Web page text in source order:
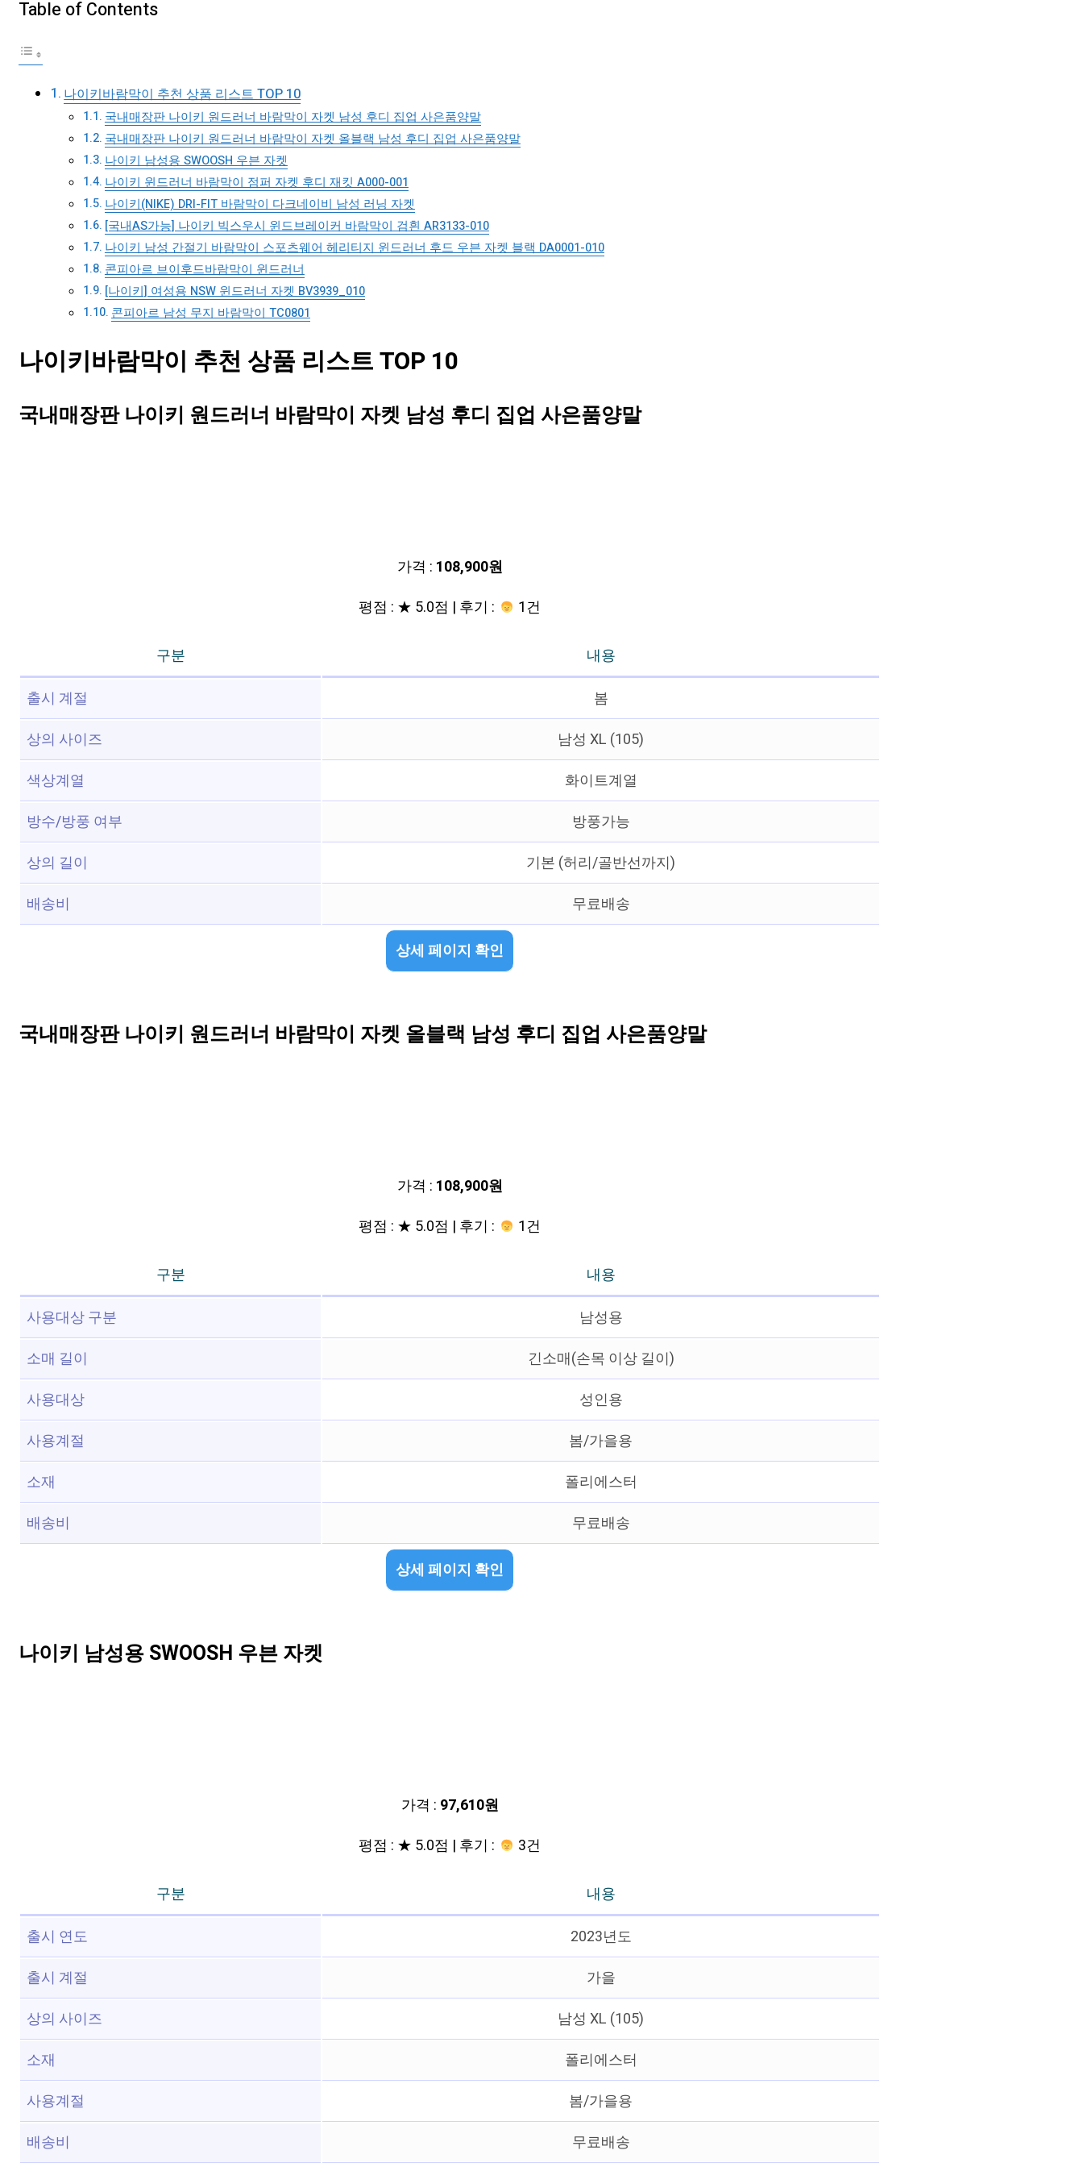
Table of Contents
나이키바람막이 추천 상품 리스트 TOP 10
국내매장판 나이키 원드러너 바람막이 자켓 남성 후디 집업 사은품양말
국내매장판 나이키 원드러너 바람막이 자켓 올블랙 남성 후디 집업 사은품양말
나이키 남성용 SWOOSH 우븐 자켓
나이키 윈드러너 바람막이 점퍼 자켓 후디 재킷 A000-001
나이키(NIKE) DRI-FIT 바람막이 다크네이비 남성 러닝 자켓
[국내AS가능] 나이키 빅스우시 윈드브레이커 바람막이 검흰 AR3133-010
나이키 남성 간절기 바람막이 스포츠웨어 헤리티지 윈드러너 후드 우븐 자켓 블랙 DA0001-010
콘피아르 브이후드바람막이 윈드러너
[나이키] 여성용 NSW 윈드러너 자켓 BV3939_010
콘피아르 남성 무지 바람막이 TC0801
나이키바람막이 추천 상품 리스트 TOP 10
국내매장판 나이키 원드러너 바람막이 자켓 남성 후디 집업 사은품양말
가격 : 108,900원
평점 : ★ 5.0점 | 후기 :
1건
구분
내용
출시 계절
봄
상의 사이즈
남성 XL (105)
색상계열
화이트계열
방수/방풍 여부
방풍가능
상의 길이
기본 (허리/골반선까지)
배송비
무료배송
상세 페이지 확인
국내매장판 나이키 원드러너 바람막이 자켓 올블랙 남성 후디 집업 사은품양말
가격 : 108,900원
평점 : ★ 5.0점 | 후기 :
1건
구분
내용
사용대상 구분
남성용
소매 길이
긴소매(손목 이상 길이)
사용대상
성인용
사용계절
봄/가을용
소재
폴리에스터
배송비
무료배송
상세 페이지 확인
나이키 남성용 SWOOSH 우븐 자켓
가격 : 97,610원
평점 : ★ 5.0점 | 후기 :
3건
구분
내용
출시 연도
2023년도
출시 계절
가을
상의 사이즈
남성 XL (105)
소재
폴리에스터
사용계절
봄/가을용
배송비
무료배송